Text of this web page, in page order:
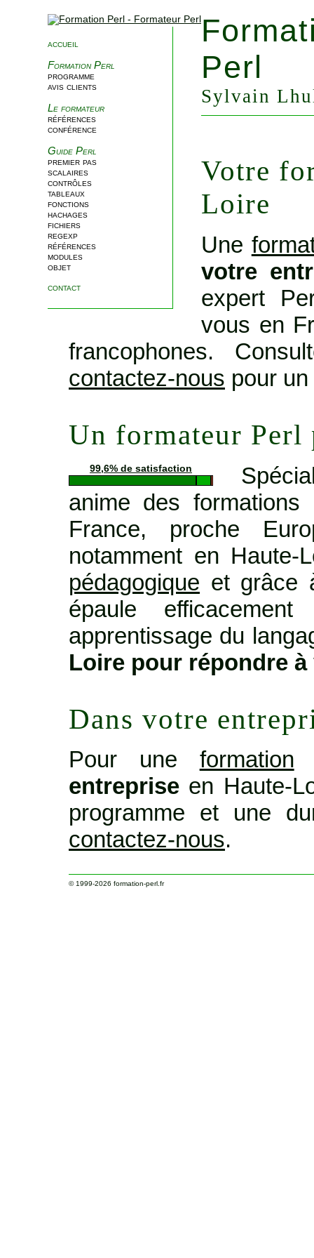
accueil
Formation Perl
programme
avis clients
Le formateur
références
conférence
Guide Perl
premier pas
scalaires
contrôles
tableaux
fonctions
hachages
fichiers
regexp
références
modules
objet
contact
Perl
Sylvain
Votre
Loire
Une
votre
expert
vous en
francophones.
contactez-nous pour
Un formateur Perl
99,6% de satisfaction
anime des
France, proche
notamment en
pédagogique et grâce
épaule
apprentissage du
Loire pour répondre
Dans votre
Pour une formation
entreprise en Haute-
programme et une
contactez-nous.
© 1999-2026 formation-perl.fr